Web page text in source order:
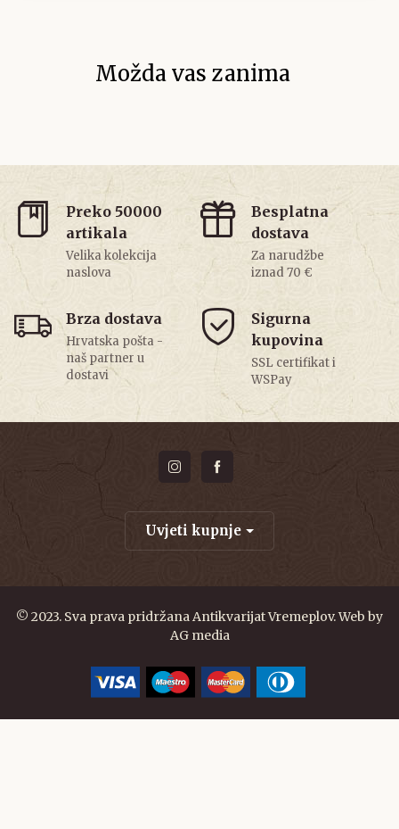
Možda vas zanima
Preko 50000
artikala
Velika kolekcija
naslova
Besplatna
dostava
Za narudžbe
iznad 70 €
Brza dostava
Hrvatska pošta -
naš partner u
dostavi
Sigurna
kupovina
SSL certifikat i
WSPay
Uvjeti kupnje
© 2023. Sva prava pridržana Antikvarijat Vremeplov. Web by
AG media